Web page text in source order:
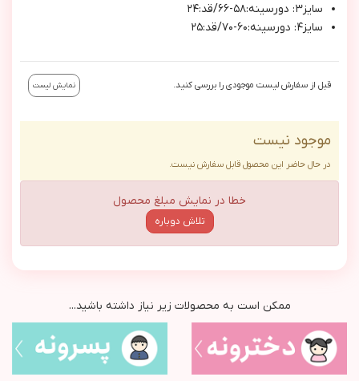
سايز٣: دورسينه:٥٨-٦٦/قد:٢٤
سايز٤: دورسينه:٦٠-٧٠/قد:٢٥
قبل از سفارش لیست موجودی را بررسی کنید. نمایش لیست
موجود نیست
در حال حاضر این محصول قابل سفارش نیست.
خطا در نمایش مبلغ محصول
تلاش دوباره
ممکن است به محصولات زیر نیاز داشته باشید...